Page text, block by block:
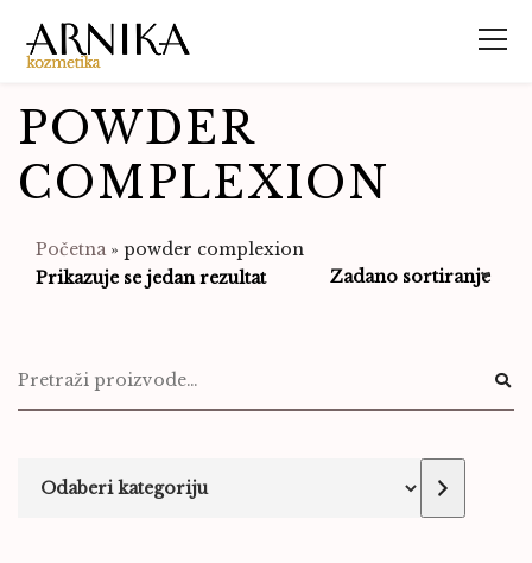
POWDER
COMPLEXION
Početna» powder complexion
Prikazuje se jedan rezultat